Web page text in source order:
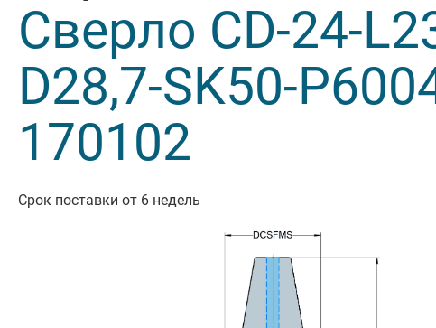
Сверло CD-24-
D28,7-SK50-
170102
Срок поставки от 6 недель